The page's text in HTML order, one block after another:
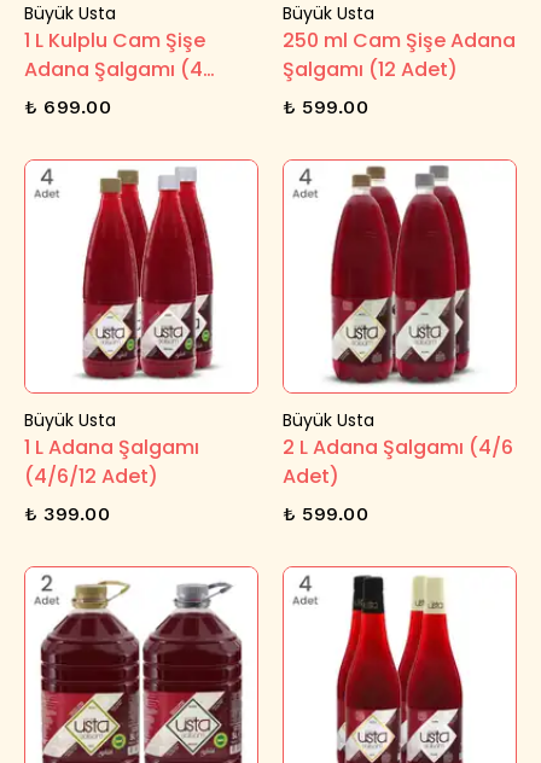
Büyük Usta
1 L Kulplu Cam Şişe
Adana Şalgamı (4
Adet)
₺ 699.00
Büyük Usta
250 ml Cam Şişe Adana
Şalgamı (12 Adet)
₺ 599.00
Büyük Usta
1 L Adana Şalgamı
(4/6/12 Adet)
₺ 399.00
Büyük Usta
2 L Adana Şalgamı (4/6
Adet)
₺ 599.00